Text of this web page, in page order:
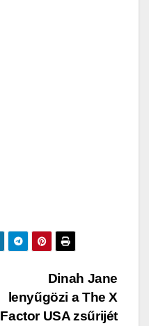
Dinah Jane
lenyűgözi a The X
Factor USA zsűrijét